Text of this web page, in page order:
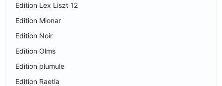
Edition Lex Liszt 12
Edition Mionar
Edition Noir
Edition Olms
Edition plumule
Edition Raetia